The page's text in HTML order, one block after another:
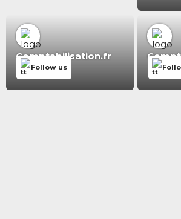
Comptabilisation.fr
Follow us